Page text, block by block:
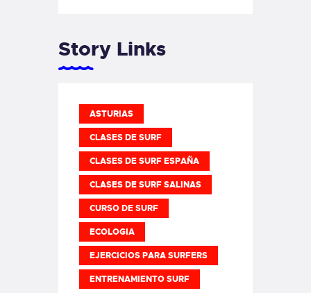
Story Links
ASTURIAS
CLASES DE SURF
CLASES DE SURF ESPAÑA
CLASES DE SURF SALINAS
CURSO DE SURF
ECOLOGIA
EJERCICIOS PARA SURFERS
ENTRENAMIENTO SURF